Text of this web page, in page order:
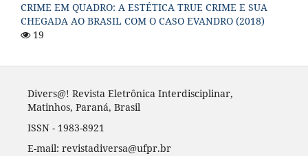
CRIME EM QUADRO: A ESTÉTICA TRUE CRIME E SUA
CHEGADA AO BRASIL COM O CASO EVANDRO (2018)
19
Divers@! Revista Eletrônica Interdisciplinar,
Matinhos, Paraná, Brasil
ISSN - 1983-8921
E-mail: revistadiversa@ufpr.br